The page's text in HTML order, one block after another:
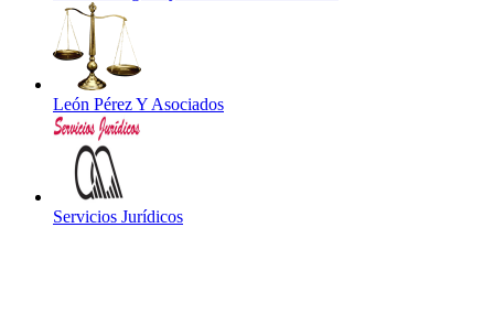
León Pérez Y Asociados
Servicios Jurídicos